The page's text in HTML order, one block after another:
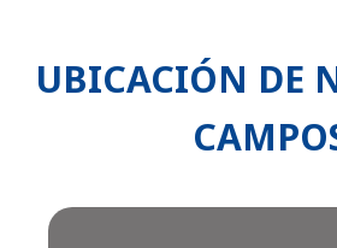
UBICACIÓN DE